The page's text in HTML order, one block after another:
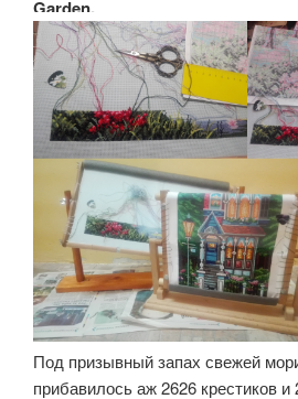
Garden.
Под призывный запах свежей
прибавилось аж 2626 крестиков и